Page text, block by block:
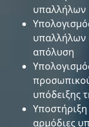
υπαλλήλων
υπαλλήλων
απόλυση
υπόδειξης
Υποστήριξη
αρµόδιες